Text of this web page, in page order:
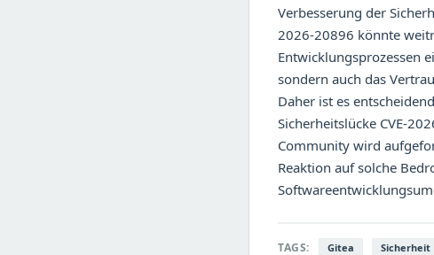
Verbesserung der
2026-20896 könnte
Entwicklungsprozessen
sondern auch das
Daher ist es
Sicherheitslücke CVE-
Community wird
Reaktion auf solche
TAGS: Gitea Sicherheit